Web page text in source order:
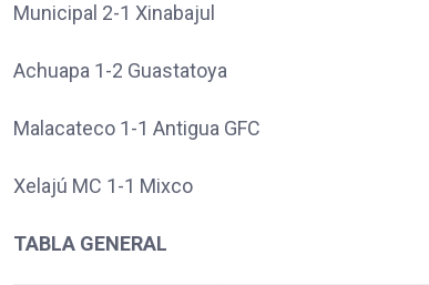
Municipal 2-1 Xinabajul
Achuapa 1-2 Guastatoya
Malacateco 1-1 Antigua GFC
Xelajú MC 1-1 Mixco
TABLA GENERAL